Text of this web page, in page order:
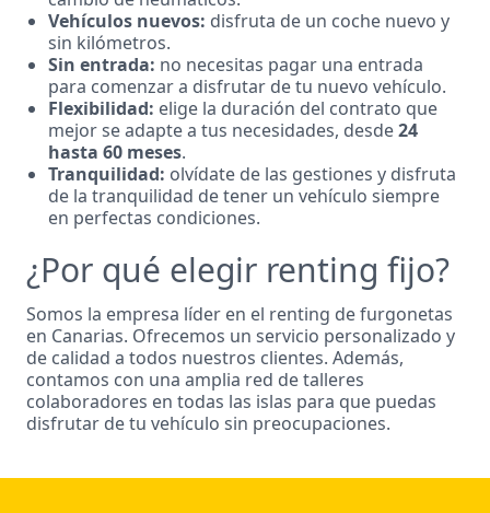
Vehículos nuevos: disfruta de un coche nuevo y
sin kilómetros.
Sin entrada: no necesitas pagar una entrada
para comenzar a disfrutar de tu nuevo vehículo.
Flexibilidad: elige la duración del contrato que
mejor se adapte a tus necesidades, desde24
hasta 60 meses.
Tranquilidad: olvídate de las gestiones y disfruta
de la tranquilidad de tener un vehículo siempre
en perfectas condiciones.
¿Por qué elegir renting fijo?
Somos la empresa líder en el renting de furgonetas
en Canarias. Ofrecemos un servicio personalizado y
de calidad a todos nuestros clientes. Además,
contamos con una amplia red de talleres
colaboradores en todas las islas para que puedas
disfrutar de tu vehículo sin preocupaciones.